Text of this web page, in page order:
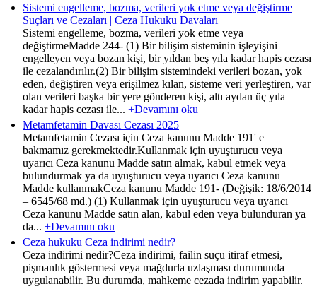
Sistemi engelleme, bozma, verileri yok etme veya değiştirme
Suçları ve Cezaları | Ceza Hukuku Davaları
Sistemi engelleme, bozma, verileri yok etme veya
değiştirmeMadde 244- (1) Bir bilişim sisteminin işleyişini
engelleyen veya bozan kişi, bir yıldan beş yıla kadar hapis cezası
ile cezalandırılır.(2) Bir bilişim sistemindeki verileri bozan, yok
eden, değiştiren veya erişilmez kılan, sisteme veri yerleştiren, var
olan verileri başka bir yere gönderen kişi, altı aydan üç yıla
kadar hapis cezası ile... +Devamını oku
Metamfetamin Davası Cezası 2025
Metamfetamin Cezası için Ceza kanunu Madde 191' e
bakmamız gerekmektedir.Kullanmak için uyuşturucu veya
uyarıcı Ceza kanunu Madde satın almak, kabul etmek veya
bulundurmak ya da uyuşturucu veya uyarıcı Ceza kanunu
Madde kullanmakCeza kanunu Madde 191- (Değişik: 18/6/2014
– 6545/68 md.) (1) Kullanmak için uyuşturucu veya uyarıcı
Ceza kanunu Madde satın alan, kabul eden veya bulunduran ya
da... +Devamını oku
Ceza hukuku Ceza indirimi nedir?
Ceza indirimi nedir?Ceza indirimi, failin suçu itiraf etmesi,
pişmanlık göstermesi veya mağdurla uzlaşması durumunda
uygulanabilir. Bu durumda, mahkeme cezada indirim yapabilir.